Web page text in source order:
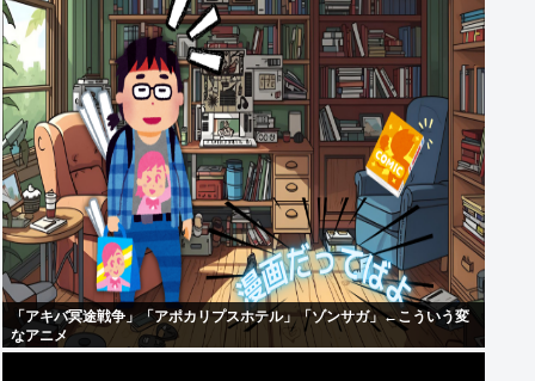
「アキバ冥途戦争」「アポカリプスホテル」「ゾンサガ」←こういう変
なアニメ